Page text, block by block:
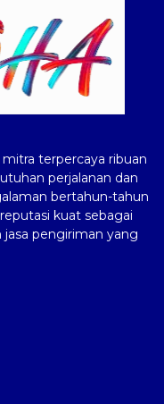
terpercaya ribuan
perjalanan dan
bertahun-tahun
kuat sebagai
jasa pengiriman yang